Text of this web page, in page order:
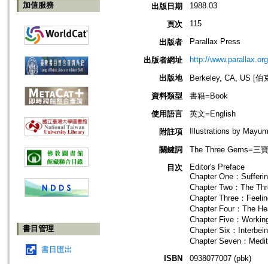
加值服務
書目管理
書目匯出
出版日期 1988.03
頁次 115
出版者 Parallax Press
出版者網址 http://
出版地
Berkeley, CA, US [伯
資料類型
書籍=Book
使用語言
英文=English
附註項
Illustrations by
關鍵詞
The Three Gems=三
目次
Editor's Preface
Chapter One：
Chapter Two：The
Chapter Three：
Chapter Four：The
Chapter Five：
Chapter Six：
Chapter Seven：
ISBN
0938077007 (pbk)